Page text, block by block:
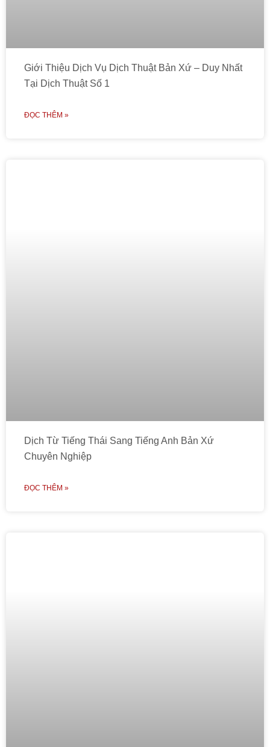
Giới Thiệu Dịch Vụ Dịch Thuật Bản Xứ – Duy Nhất
Tại Dịch Thuật Số 1
ĐỌC THÊM »
Dịch Từ Tiếng Thái Sang Tiếng Anh Bản Xứ
Chuyên Nghiệp
ĐỌC THÊM »